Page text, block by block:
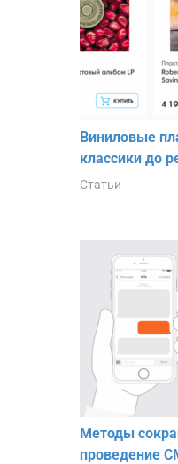
Виниловые
классики до
Статьи
Методы
проведение